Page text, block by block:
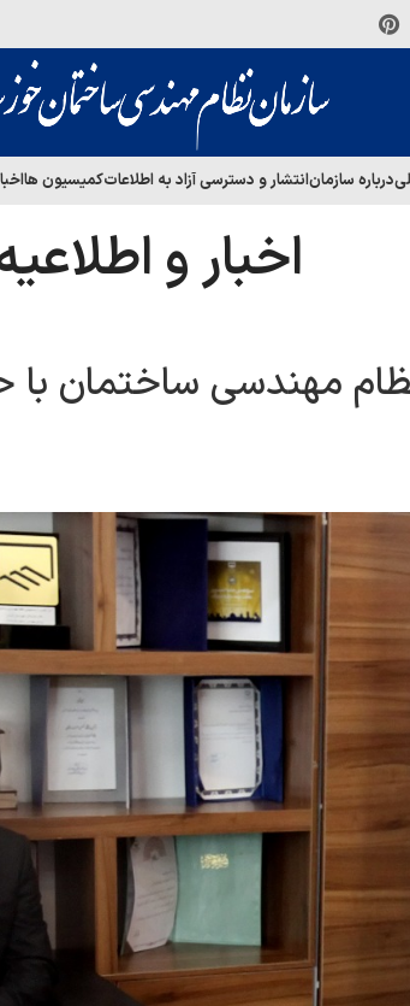
درباره سازمانانتشار و دسترسی آزاد به اطلاعاتکمیسیون ها
اخبار و
مهندسی ساختمان با